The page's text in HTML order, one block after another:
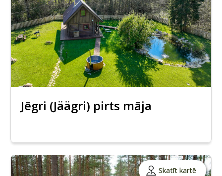
Jēgri (Jäägri) pirts māja
Skatīt kartē